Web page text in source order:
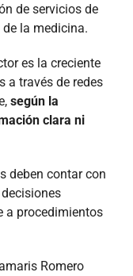
de servicios de
la medicina.
es la creciente
a través de redes
según la
clara ni
deben contar con
a procedimientos
Romero